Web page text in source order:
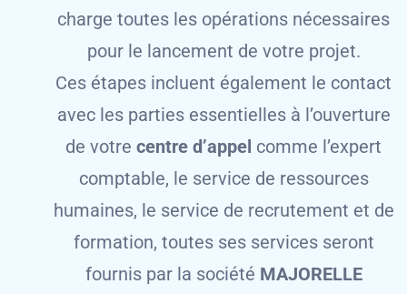
charge toutes les opérations nécessaires
pour le lancement de votre projet.
Ces étapes incluent également le contact
avec les parties essentielles à l’ouverture
de votre centre d’appel comme l’expert
comptable, le service de ressources
humaines, le service de recrutement et de
formation, toutes ses services seront
fournis par la société MAJORELLE